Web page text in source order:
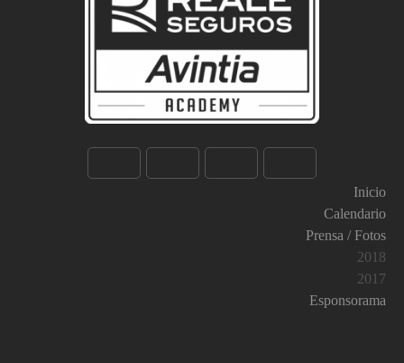
Inicio
Calendario
Prensa / Fotos
2018
2017
Esponsorama